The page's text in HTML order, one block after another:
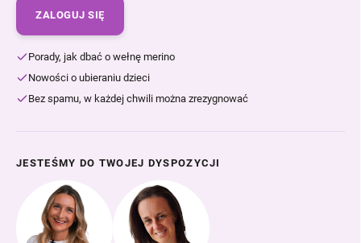
ZALOGUJ SIĘ
Porady, jak dbać o wełnę merino
Nowości o ubieraniu dzieci
Bez spamu, w każdej chwili można zrezygnować
JESTEŚMY DO TWOJEJ DYSPOZYCJI